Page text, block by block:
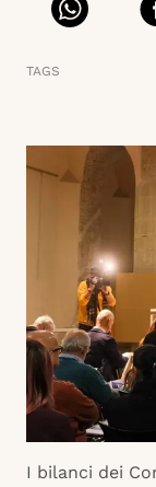
TAGS
I bilanci dei